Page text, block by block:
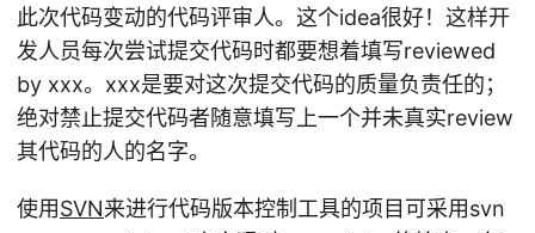
此次代码变动的代码评审人。这个idea很好！这样开
发人员每次尝试提交代码时都要想着填写reviewed
by xxx。xxx是要对这次提交代码的质量负责任的；
绝对禁止提交代码者随意填写上一个并未真实review
其代码的人的名字。
使用SVN来进行代码版本控制工具的项目可采用svn